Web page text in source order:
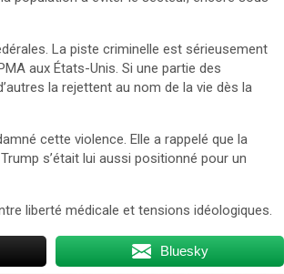
La piste criminelle est sérieusement
aux États-Unis. Si une partie des
la rejettent au nom de la vie dès la
cette violence. Elle a rappelé que la
s’était lui aussi positionné pour un
liberté médicale et tensions idéologiques.
Bluesky